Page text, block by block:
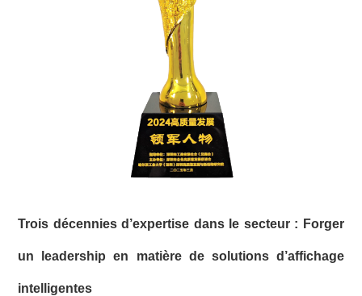
Trois décennies d’expertise dans le secteur : Forger
un leadership en matière de solutions d’affichage
intelligentes